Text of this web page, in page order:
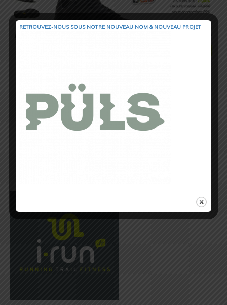
Les Norvan LD testées par
Trail Session Magazine
Arc’teryx Norvan LD GTX : Du Vibram
RETROUVEZ-NOUS SOUS NOTRE NOUVEAU NOM & NOUVEAU PROJET